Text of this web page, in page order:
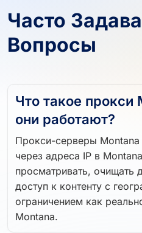
Часто
Вопросы
Что такое прокси
они работают?
Прокси-серверы Montana
через адреса IP в
просматривать, очищать
доступ к контенту с
ограничением как
Montana.